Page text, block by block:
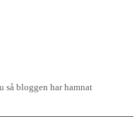
så bloggen har hamnat